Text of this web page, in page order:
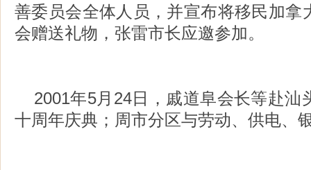
善委员会全体人员，并宣布将移民加拿
会赠送礼物，张雷市长应邀参加。
2001年5月24日，戚道阜会长等赴汕
十周年庆典；周市分区与劳动、供电、